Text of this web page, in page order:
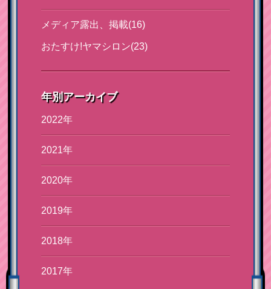
メディア露出、掲載(16)
おたすけ!ヤマシロン(23)
年別アーカイブ
2022年
2021年
2020年
2019年
2018年
2017年